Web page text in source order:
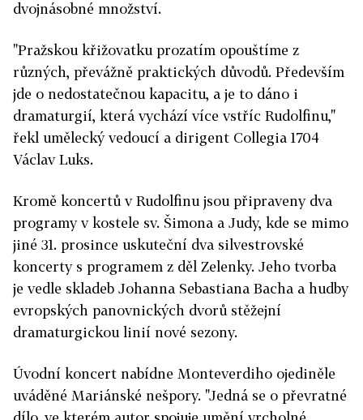
dvojnásobné množství.
"Pražskou křižovatku prozatím opouštíme z
různých, převážně praktických důvodů. Především
jde o nedostatečnou kapacitu, a je to dáno i
dramaturgií, která vychází více vstříc Rudolfinu,"
řekl umělecký vedoucí a dirigent Collegia 1704
Václav Luks.
Kromě koncertů v Rudolfinu jsou připraveny dva
programy v kostele sv. Šimona a Judy, kde se mimo
jiné 31. prosince uskuteční dva silvestrovské
koncerty s programem z děl Zelenky. Jeho tvorba
je vedle skladeb Johanna Sebastiana Bacha a hudby
evropských panovnických dvorů stěžejní
dramaturgickou linií nové sezony.
Úvodní koncert nabídne Monteverdiho ojediněle
uváděné Mariánské nešpory. "Jedná se o převratné